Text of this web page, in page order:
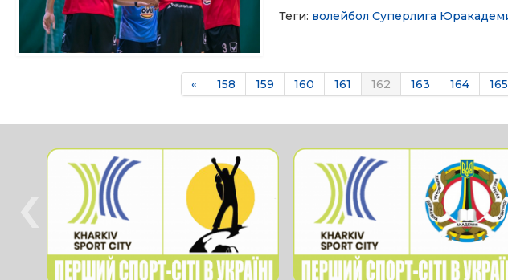
Теги: волейбол Суперлига
« 158 159 160 161 162 163 164 165